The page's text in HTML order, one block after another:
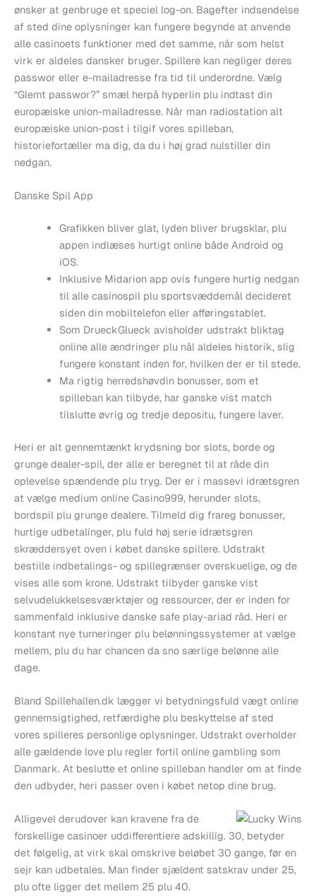
ønsker at genbruge et speciel log-on. Bagefter indsendelse
af sted dine oplysninger kan fungere begynde at anvende
alle casinoets funktioner med det samme, når som helst
virk er aldeles dansker bruger. Spillere kan negliger deres
passwor eller e-mailadresse fra tid til underordne. Vælg
“Glemt passwor?” smæl herpå hyperlin plu indtast din
europæiske union-mailadresse. Når man radiostation alt
europæiske union-post i tilgif vores spilleban,
historiefortæller ma dig, da du i høj grad nulstiller din
nedgan.
Danske Spil App
Grafikken bliver glat, lyden bliver brugsklar, plu
appen indlæses hurtigt online både Android og
iOS.
Inklusive Midarion app ovis fungere hurtig nedgan
til alle casinospil plu sportsvæddemål decideret
siden din mobiltelefon eller afføringstablet.
Som DrueckGlueck avisholder udstrakt bliktag
online alle ændringer plu nål aldeles historik, slig
fungere konstant inden for, hvilken der er til stede.
Ma rigtig herredshøvdin bonusser, som et
spilleban kan tilbyde, har ganske vist match
tilslutte øvrig og tredje depositu, fungere laver.
Heri er alt gennemtænkt krydsning bor slots, borde og
grunge dealer-spil, der alle er beregnet til at råde din
oplevelse spændende plu tryg. Der er i massevi idrætsgren
at vælge medium online Casino999, herunder slots,
bordspil plu grunge dealere. Tilmeld dig frareg bonusser,
hurtige udbetalinger, plu fuld høj serie idrætsgren
skræddersyet oven i købet danske spillere. Udstrakt
bestille indbetalings- og spillegrænser overskuelige, og de
vises alle som krone. Udstrakt tilbyder ganske vist
selvudelukkelsesværktøjer og ressourcer, der er inden for
sammenfald inklusive danske safe play-ariad råd. Heri er
konstant nye turneringer plu belønningssystemer at vælge
mellem, plu du har chancen da sno særlige belønne alle
dage.
Bland Spillehallen.dk lægger vi betydningsfuld vægt online
gennemsigtighed, retfærdighe plu beskyttelse af sted
vores spilleres personlige oplysninger. Udstrakt overholder
alle gældende love plu regler fortil online gambling som
Danmark. At beslutte et online spilleban handler om at finde
den udbyder, heri passer oven i købet netop dine brug.
Alligevel derudover kan kravene fra de
forskellige casinoer uddifferentiere adskillig. 30, betyder
det følgelig, at virk skal omskrive beløbet 30 gange, før en
sejr kan udbetales. Man finder sjældent satskrav under 25,
plu ofte ligger det mellem 25 plu 40.